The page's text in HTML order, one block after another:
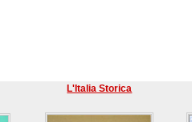
L'Italia Storica